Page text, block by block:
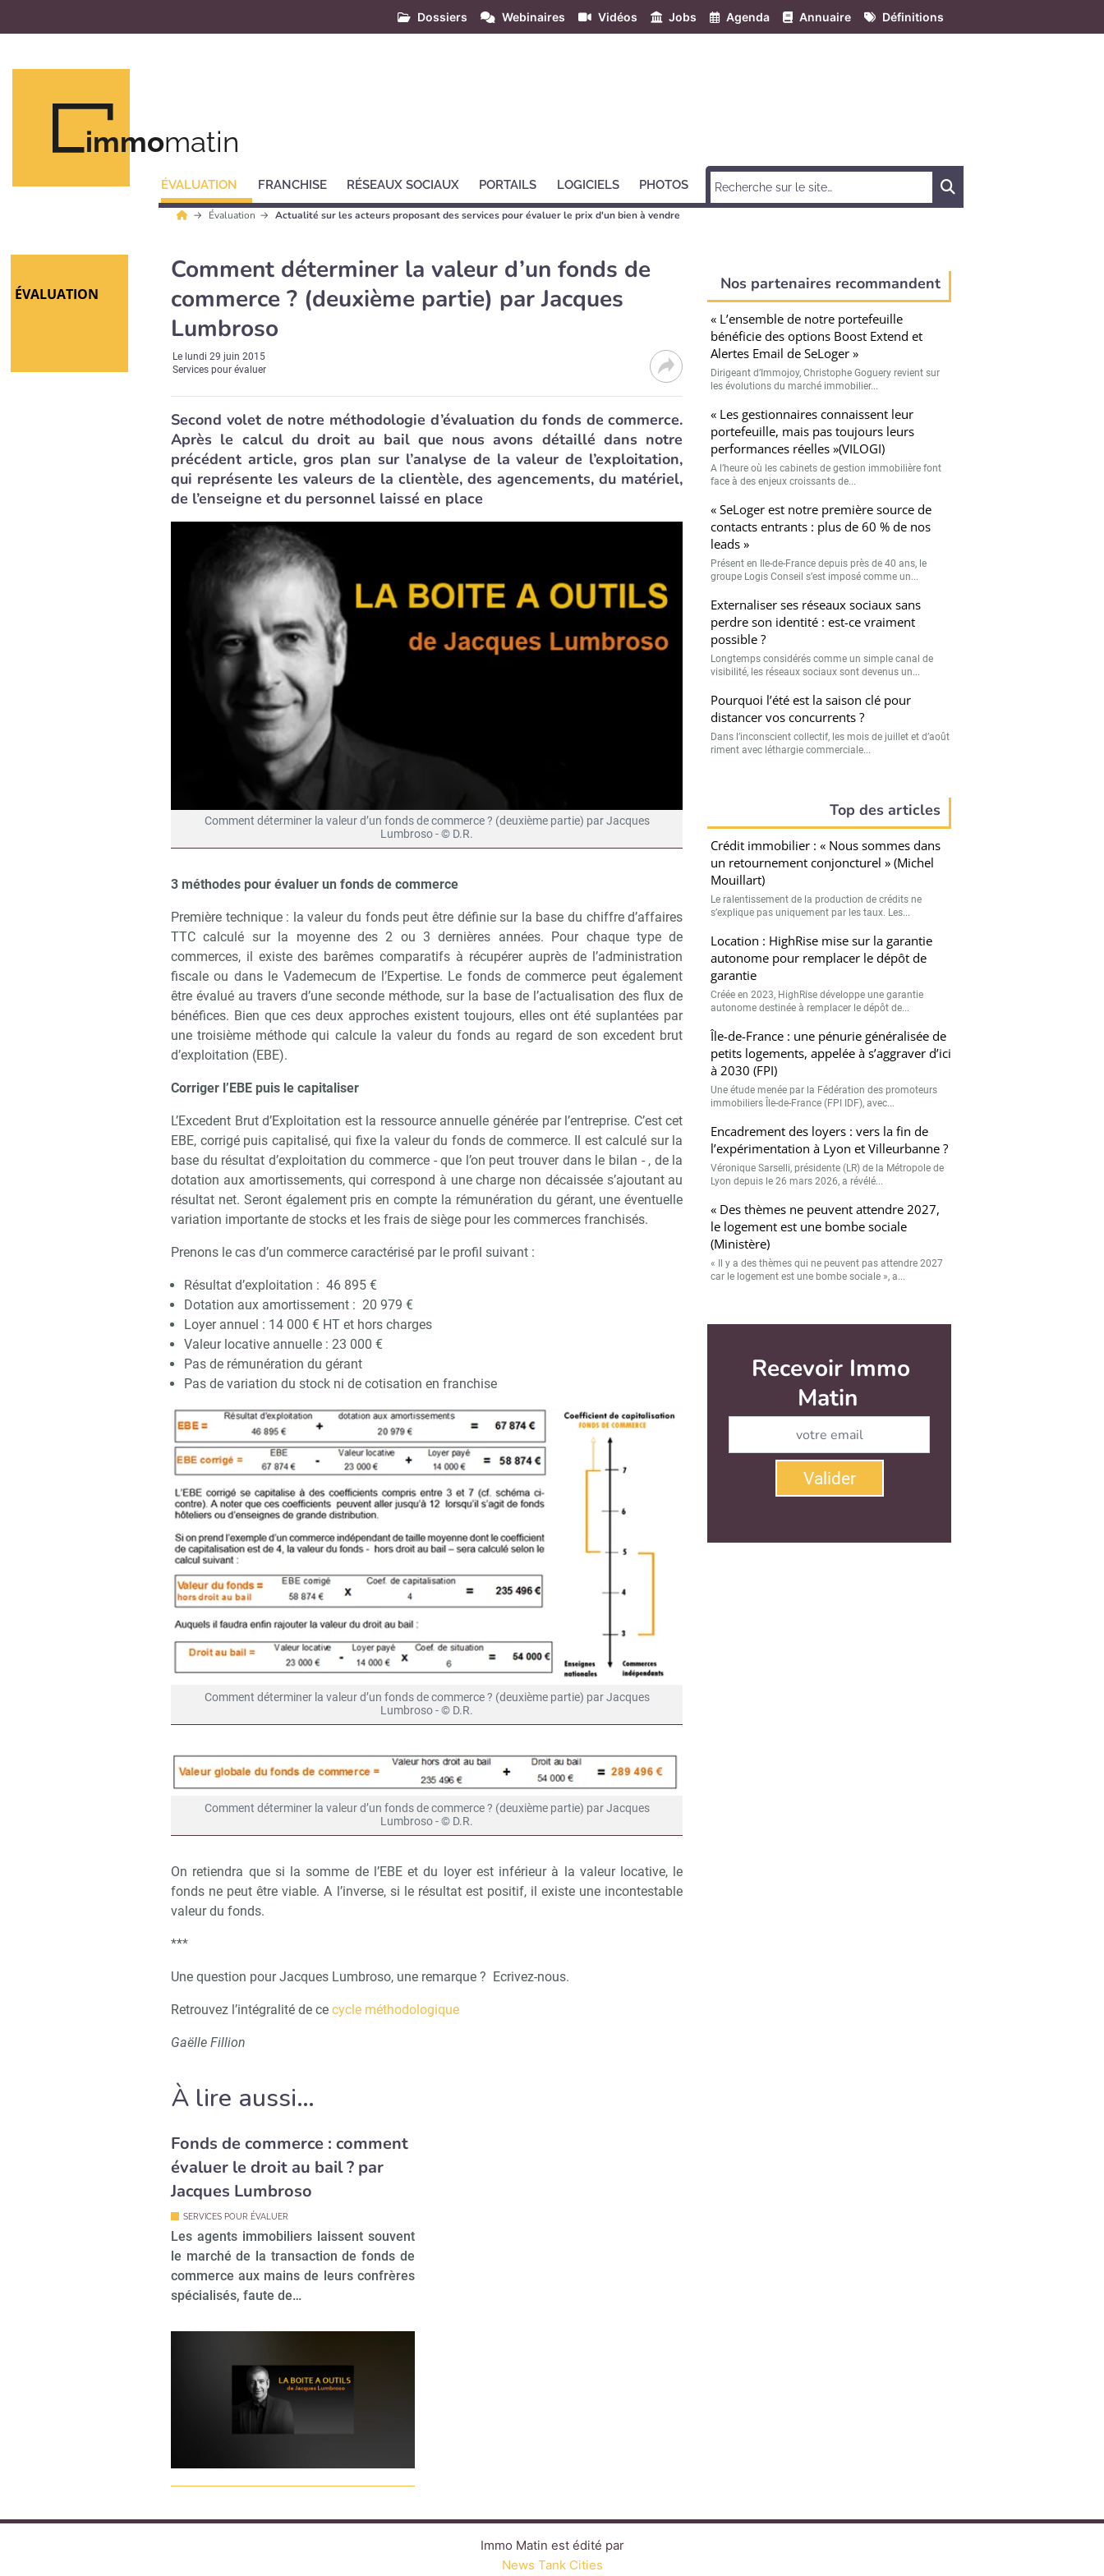
Dossiers Webinaires Vidéos Jobs Agenda Annuaire Définitions
immomatin
ÉVALUATION FRANCHISE RÉSEAUX SOCIAUX PORTAILS LOGICIELS PHOTOS
Évaluation Actualité sur les acteurs proposant des services pour évaluer le prix d'un bien à vendre
ÉVALUATION
Comment déterminer la valeur d’un fonds de
commerce ? (deuxième partie) par Jacques
Lumbroso
Le lundi 29 juin 2015
Services pour évaluer
Second volet de notre méthodologie d’évaluation du fonds de commerce.
Après le calcul du droit au bail que nous avons détaillé dans notre
précédent article, gros plan sur l’analyse de la valeur de l’exploitation,
qui représente les valeurs de la clientèle, des agencements, du matériel,
de l’enseigne et du personnel laissé en place
Comment déterminer la valeur d’un fonds de commerce ? (deuxième partie) par Jacques
Lumbroso - © D.R.
3 méthodes pour évaluer un fonds de commerce
Première technique : la valeur du fonds peut être définie sur la base du chiffre d’affaires
TTC calculé sur la moyenne des 2 ou 3 dernières années. Pour chaque type de
commerces, il existe des barêmes comparatifs à récupérer auprès de l’administration
fiscale ou dans le Vademecum de l’Expertise. Le fonds de commerce peut également
être évalué au travers d’une seconde méthode, sur la base de l’actualisation des flux de
bénéfices. Bien que ces deux approches existent toujours, elles ont été suplantées par
une troisième méthode qui calcule la valeur du fonds au regard de son excedent brut
d’exploitation (EBE).
Corriger l’EBE puis le capitaliser
L’Excedent Brut d’Exploitation est la ressource annuelle générée par l’entreprise. C’est cet
EBE, corrigé puis capitalisé, qui fixe la valeur du fonds de commerce. Il est calculé sur la
base du résultat d’exploitation du commerce - que l’on peut trouver dans le bilan - , de la
dotation aux amortissements, qui correspond à une charge non décaissée s’ajoutant au
résultat net. Seront également pris en compte la rémunération du gérant, une éventuelle
variation importante de stocks et les frais de siège pour les commerces franchisés.
Prenons le cas d’un commerce caractérisé par le profil suivant :
Résultat d’exploitation : 46 895 €
Dotation aux amortissement : 20 979 €
Loyer annuel : 14 000 € HT et hors charges
Valeur locative annuelle : 23 000 €
Pas de rémunération du gérant
Pas de variation du stock ni de cotisation en franchise
Comment déterminer la valeur d’un fonds de commerce ? (deuxième partie) par Jacques
Lumbroso - © D.R.
Comment déterminer la valeur d’un fonds de commerce ? (deuxième partie) par Jacques
Lumbroso - © D.R.
On retiendra que si la somme de l’EBE et du loyer est inférieur à la valeur locative, le
fonds ne peut être viable. A l’inverse, si le résultat est positif, il existe une incontestable
valeur du fonds.
***
Une question pour Jacques Lumbroso, une remarque ? Ecrivez-nous.
Retrouvez l’intégralité de ce cycle méthodologique
Gaëlle Fillion
À lire aussi…
Fonds de commerce : comment
évaluer le droit au bail ? par
Jacques Lumbroso
SERVICES POUR ÉVALUER
Les agents immobiliers laissent souvent
le marché de la transaction de fonds de
commerce aux mains de leurs confrères
spécialisés, faute de…
Nos partenaires recommandent
« L’ensemble de notre portefeuille
bénéficie des options Boost Extend et
Alertes Email de SeLoger »
Dirigeant d’Immojoy, Christophe Goguery revient sur
les évolutions du marché immobilier...
« Les gestionnaires connaissent leur
portefeuille, mais pas toujours leurs
performances réelles »(VILOGI)
A l’heure où les cabinets de gestion immobilière font
face à des enjeux croissants de...
« SeLoger est notre première source de
contacts entrants : plus de 60 % de nos
leads »
Présent en Ile-de-France depuis près de 40 ans, le
groupe Logis Conseil s’est imposé comme un...
Externaliser ses réseaux sociaux sans
perdre son identité : est-ce vraiment
possible ?
Longtemps considérés comme un simple canal de
visibilité, les réseaux sociaux sont devenus un...
Pourquoi l’été est la saison clé pour
distancer vos concurrents ?
Dans l’inconscient collectif, les mois de juillet et d’août
riment avec léthargie commerciale...
Top des articles
Crédit immobilier : « Nous sommes dans
un retournement conjoncturel » (Michel
Mouillart)
Le ralentissement de la production de crédits ne
s’explique pas uniquement par les taux. Les...
Location : HighRise mise sur la garantie
autonome pour remplacer le dépôt de
garantie
Créée en 2023, HighRise développe une garantie
autonome destinée à remplacer le dépôt de...
Île-de-France : une pénurie généralisée de
petits logements, appelée à s’aggraver d’ici
à 2030 (FPI)
Une étude menée par la Fédération des promoteurs
immobiliers Île-de-France (FPI IDF), avec...
Encadrement des loyers : vers la fin de
l’expérimentation à Lyon et Villeurbanne ?
Véronique Sarselli, présidente (LR) de la Métropole de
Lyon depuis le 26 mars 2026, a révélé...
« Des thèmes ne peuvent attendre 2027,
le logement est une bombe sociale
(Ministère)
« Il y a des thèmes qui ne peuvent pas attendre 2027
car le logement est une bombe sociale », a...
Recevoir Immo Matin Valider
Non merci, je reçois déjà ! Je déciderai plus tard
Immo Matin est édité par
News Tank Cities